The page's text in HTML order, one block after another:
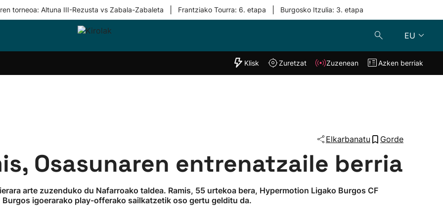
torneoa: Altuna III-Rezusta vs Zabala-Zabaleta Frantziako Tourra: 6. etapa Burgosko Itzulia: 3. etapa
EU
Taldeak
"Helmuga"
Klisk Zuzenean
Klisk Zuretzat Zuzenean Azken berriak
Elkarbanatu Gorde
Osasunaren entrenatzaile berria
arte zuzenduko du Nafarroako taldea. Ramis, 55 urtekoa bera, Hypermotion Ligako Burgos CF
igoerarako play-offerako sailkatzetik oso gertu gelditu da.